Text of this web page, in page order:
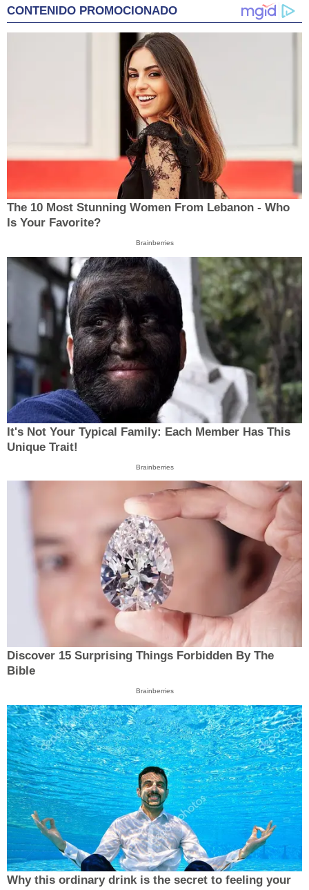
CONTENIDO PROMOCIONADO
The 10 Most Stunning Women From Lebanon - Who
Is Your Favorite?
Brainberries
It's Not Your Typical Family: Each Member Has This
Unique Trait!
Brainberries
Discover 15 Surprising Things Forbidden By The
Bible
Brainberries
Why this ordinary drink is the secret to feeling your